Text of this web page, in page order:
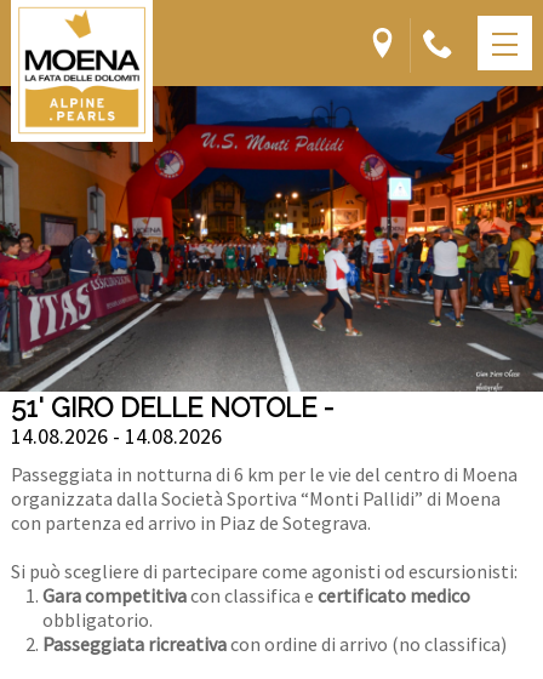
51' GIRO DELLE NOTOLE -
14.08.2026 - 14.08.2026
Passeggiata in notturna di 6 km per le vie del centro di Moena
organizzata dalla Società Sportiva “Monti Pallidi” di Moena
con partenza ed arrivo in Piaz de Sotegrava.
Si può scegliere di partecipare come agonisti od escursionisti:
Gara competitivacon classifica e certificato medico
obbligatorio.
Passeggiata ricreativacon ordine di arrivo (no classifica)